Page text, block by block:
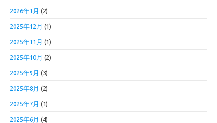
2026年1月 (2)
2025年12月 (1)
2025年11月 (1)
2025年10月 (2)
2025年9月 (3)
2025年8月 (2)
2025年7月 (1)
2025年6月 (4)